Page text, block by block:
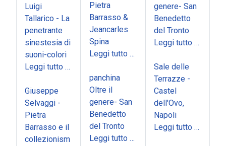
Luigi
Tallarico - La
penetrante
sinestesia di
suoni-colori
Leggi tutto …
Giuseppe
Selvaggi -
Pietra
Barrasso e il
collezionism
Pietra
Barrasso &
Jeancarles
Spina
Leggi tutto …
panchina
Oltre il
genere- San
Benedetto
del Tronto
Leggi tutto …
genere- San
Benedetto
del Tronto
Leggi tutto …
Sale delle
Terrazze -
Castel
dell'Ovo,
Napoli
Leggi tutto …